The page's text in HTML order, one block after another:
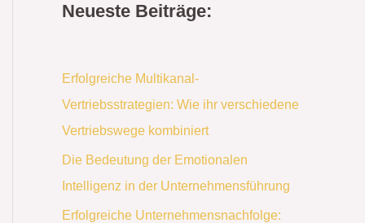
Neueste Beiträge:
Erfolgreiche Multikanal-
Vertriebsstrategien: Wie ihr verschiedene
Vertriebswege kombiniert
Die Bedeutung der Emotionalen
Intelligenz in der Unternehmensführung
Erfolgreiche Unternehmensnachfolge: